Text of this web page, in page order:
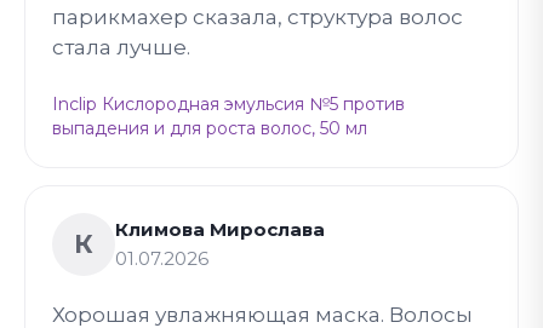
парикмахер сказала, структура волос
стала лучше.
Inclip Кислородная эмульсия №5 против
выпадения и для роста волос, 50 мл
К
Климова Мирослава
01.07.2026
Хорошая увлажняющая маска. Волосы